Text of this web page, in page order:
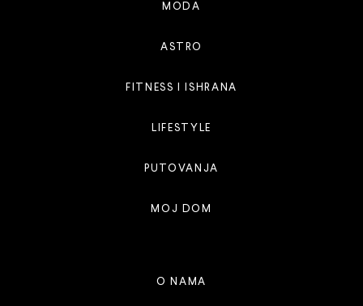
MODA
ASTRO
FITNESS I ISHRANA
LIFESTYLE
PUTOVANJA
MOJ DOM
O NAMA